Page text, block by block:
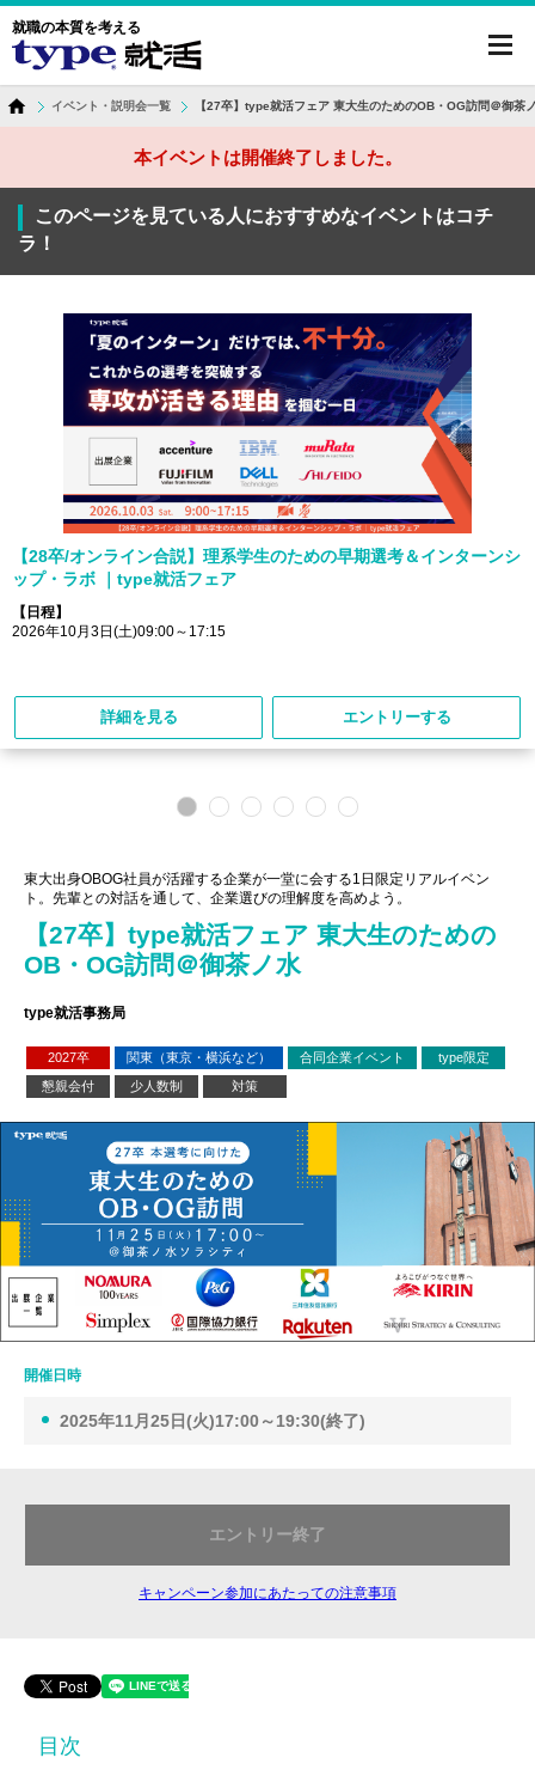
就職の本質を考える
イベント・説明会一覧 【27卒】type就活フェア 東大生のためのOB・OG訪問＠御茶
本イベントは開催終了しました。
このページを見ている人におすすめなイベントはコチ
ラ！
【28卒/オンライン合説】理系学生のための早期選考＆インターンシ
ップ・ラボ ｜type就活フェア
【日程】
2026年10月3日(土)09:00～17:15
詳細を見る エントリーする
東大出身OBOG社員が活躍する企業が一堂に会する1日限定リアルイベン
ト。先輩との対話を通して、企業選びの理解度を高めよう。
【27卒】type就活フェア 東大生のための
OB・OG訪問＠御茶ノ水
type就活事務局
2027卒 関東（東京・横浜など） 合同企業イベント
type限定
懇親会付
少人数制 対策
開催日時
2025年11月25日(火)17:00～19:30(終了)
エントリー終了
キャンペーン参加にあたっての注意事項
目次